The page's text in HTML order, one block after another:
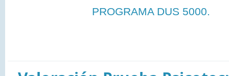
PROGRAMA DUS 5000.